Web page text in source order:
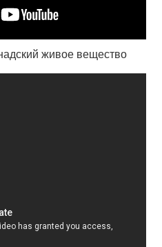
живое вещество